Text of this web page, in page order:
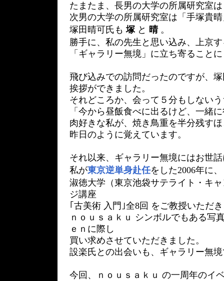
たまたま、長男の大学の所属研究室
次男の大学の所属研究室は「手塚貴
塚田晴可氏も塚と 晴。
勝手に、私の先生と思い込み、上京
「ギャラリー無境」に立ち寄ること
飛び込みでの訪問だったのですが、
挨拶ができました。
それどころか、会って５分もしない
「今から昼飯食べに出るけど、一緒
肉好きな私が、焼き鳥重を半分残す
昨日のように覚えています。
それ以来、ギャラリー無境にはお世
私が東京逆単身赴任をした2006年に、
淑徳大学（東京池袋サテライト・キ
ジ講座
｢古美術 入門｣全8回 をご教授いただ
ｎｏｕｓａｋｕ シンボルでもある写
ｅｎに際し
買い求めさせていただきました。
設楽氏との出会いも、ギャラリー無
今回、ｎｏｕｓａｋｕ の一周年のイ